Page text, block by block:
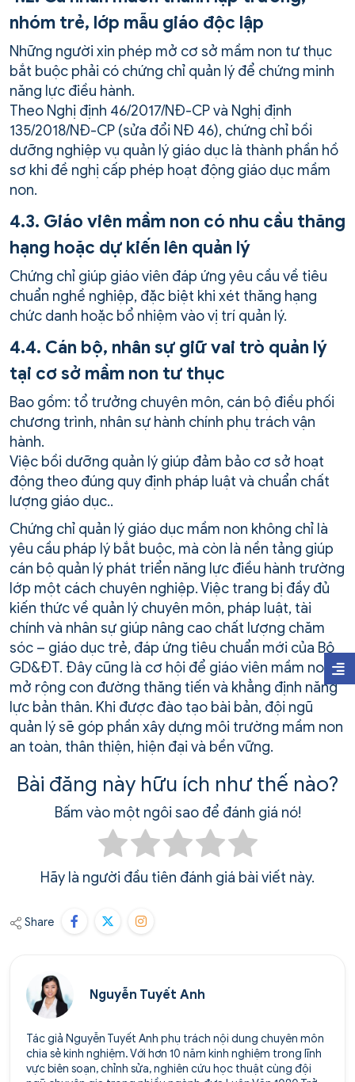
nhóm trẻ, lớp mẫu giáo độc lập
Những người xin phép mở cơ sở mầm non tư thục
bắt buộc phải có chứng chỉ quản lý để chứng minh
năng lực điều hành.
Theo Nghị định 46/2017/NĐ-CP và Nghị định
135/2018/NĐ-CP (sửa đổi NĐ 46), chứng chỉ bồi
dưỡng nghiệp vụ quản lý giáo dục là thành phần hồ
sơ khi đề nghị cấp phép hoạt động giáo dục mầm
non.
4.3. Giáo viên mầm non có nhu cầu thăng
hạng hoặc dự kiến lên quản lý
Chứng chỉ giúp giáo viên đáp ứng yêu cầu về tiêu
chuẩn nghề nghiệp, đặc biệt khi xét thăng hạng
chức danh hoặc bổ nhiệm vào vị trí quản lý.
4.4. Cán bộ, nhân sự giữ vai trò quản lý
tại cơ sở mầm non tư thục
Bao gồm: tổ trưởng chuyên môn, cán bộ điều phối
chương trình, nhân sự hành chính phụ trách vận
hành.
Việc bồi dưỡng quản lý giúp đảm bảo cơ sở hoạt
động theo đúng quy định pháp luật và chuẩn chất
lượng giáo dục..
Chứng chỉ quản lý giáo dục mầm non không chỉ là
yêu cầu pháp lý bắt buộc, mà còn là nền tảng giúp
cán bộ quản lý phát triển năng lực điều hành trường
lớp một cách chuyên nghiệp. Việc trang bị đầy đủ
kiến thức về quản lý chuyên môn, pháp luật, tài
chính và nhân sự giúp nâng cao chất lượng chăm
sóc – giáo dục trẻ, đáp ứng tiêu chuẩn mới của Bộ
GD&ĐT. Đây cũng là cơ hội để giáo viên mầm non
mở rộng con đường thăng tiến và khẳng định năng
lực bản thân. Khi được đào tạo bài bản, đội ngũ
quản lý sẽ góp phần xây dựng môi trường mầm non
an toàn, thân thiện, hiện đại và bền vững.
Bài đăng này hữu ích như thế nào?
Bấm vào một ngôi sao để đánh giá nó!
Hãy là người đầu tiên đánh giá bài viết này.
Share
Nguyễn Tuyết Anh
Tác giả Nguyễn Tuyết Anh phụ trách nội dung chuyên môn
chia sẻ kinh nghiệm. Với hơn 10 năm kinh nghiệm trong lĩnh
vực biên soạn, chỉnh sửa, nghiên cứu học thuật cùng đội